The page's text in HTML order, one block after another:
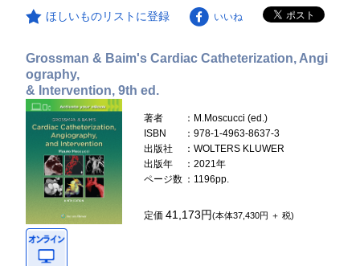
ほしいものリストに登録 いいね
Grossman & Baim's Cardiac Catheterization, Angi
ography,
& Intervention, 9th ed.
著者
：M.Moscucci (ed.)
ISBN
：978-1-4963-8637-3
出版社
：WOLTERS KLUWER
出版年
：2021年
ページ数 ：1196pp.
定価41,173円(本体37,430円 ＋ 税)